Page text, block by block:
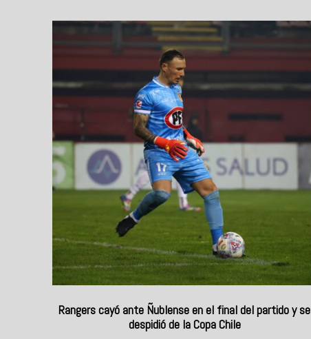
Rangers cayó ante Ñublense en el final del partido y se
despidió de la Copa Chile